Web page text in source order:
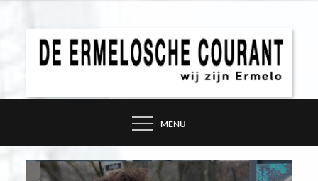
DE ERMELOSCHE
COURANT – WIJ ZIJN
ERMELO
MENU